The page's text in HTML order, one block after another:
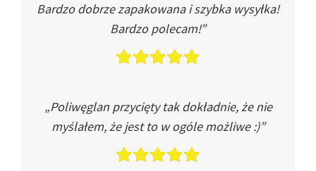
Bardzo dobrze zapakowana i szybka wysyłka!
Bardzo polecam!”
„Poliwęglan przycięty tak dokładnie, że nie
myślałem, że jest to w ogóle możliwe :)”